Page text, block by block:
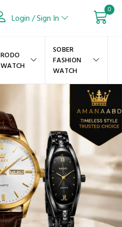
Login / Sign In
0
RODO
WATCH
SOBER
FASHION
WATCH